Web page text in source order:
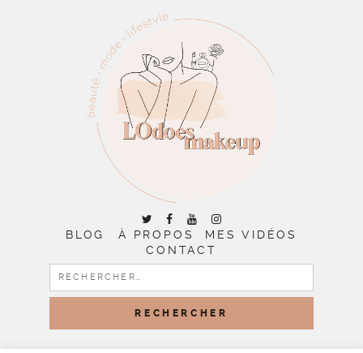
BLOG À PROPOS
MES VIDÉOS
CONTACT
RECHERCHER :